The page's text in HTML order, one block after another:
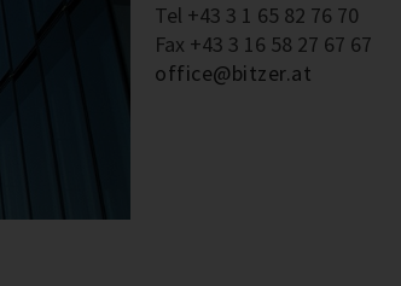
Tel +43 3 1 65 82 76 70
Fax +43 3 16 58 27 67 67
office@bitzer.at